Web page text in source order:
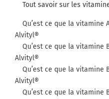
Tout savoir sur les
Qu’est ce que la vitamine
Alvityl®
Qu’est ce que la vitamine
Alvityl®
Qu’est ce que la vitamine
Alvityl®
Qu’est ce que la vitamine